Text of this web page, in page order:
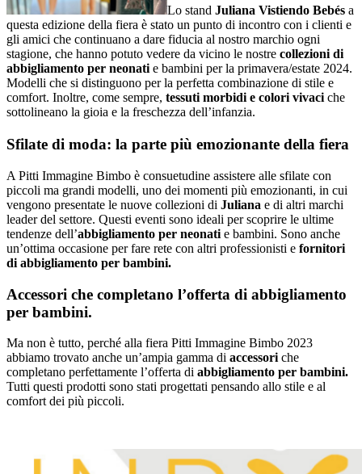
Lo stand Juliana Vistiendo Bebés a
questa edizione della fiera è stato un punto di incontro con i clienti e
gli amici che continuano a dare fiducia al nostro marchio ogni
stagione, che hanno potuto vedere da vicino le nostre collezioni di
abbigliamento per neonati e bambini per la primavera/estate 2024.
Modelli che si distinguono per la perfetta combinazione di stile e
comfort. Inoltre, come sempre, tessuti morbidi e colori vivaci che
sottolineano la gioia e la freschezza dell’infanzia.
Sfilate di moda: la parte più emozionante della fiera
A Pitti Immagine Bimbo è consuetudine assistere alle sfilate con
piccoli ma grandi modelli, uno dei momenti più emozionanti, in cui
vengono presentate le nuove collezioni di Juliana e di altri marchi
leader del settore. Questi eventi sono ideali per scoprire le ultime
tendenze dell’abbigliamento per neonati e bambini. Sono anche
un’ottima occasione per fare rete con altri professionisti e fornitori
di abbigliamento per bambini.
Accessori che completano l’offerta di abbigliamento
per bambini.
Ma non è tutto, perché alla fiera Pitti Immagine Bimbo 2023
abbiamo trovato anche un’ampia gamma di accessori che
completano perfettamente l’offerta di abbigliamento per bambini.
Tutti questi prodotti sono stati progettati pensando allo stile e al
comfort dei più piccoli.